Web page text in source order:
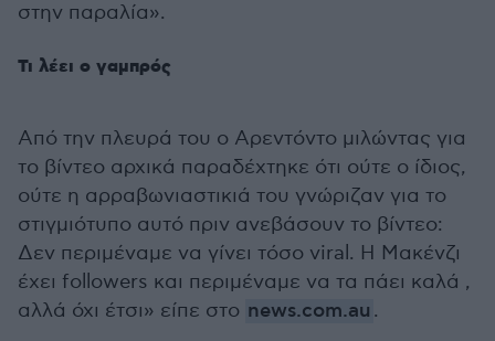
στην παραλία».
Τι λέει ο γαμπρός
Από την πλευρά του ο Αρεντόντο μιλώντας για
το βίντεο αρχικά παραδέχτηκε ότι ούτε ο ίδιος,
ούτε η αρραβωνιαστικιά του γνώριζαν για το
στιγμιότυπο αυτό πριν ανεβάσουν το βίντεο:
Δεν περιμέναμε να γίνει τόσο viral. Η Μακένζι
έχει followers και περιμέναμε να τα πάει καλά ,
αλλά όχι έτσι» είπε στο news.com.au .